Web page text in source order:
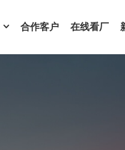
合作客户 在线看厂